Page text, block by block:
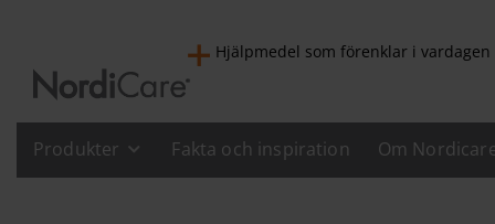
Hjälpmedel som förenklar i vardagen
Produkter Fakta och inspiration Om